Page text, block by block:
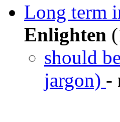
Long term
Enlighten
should
jargon) -